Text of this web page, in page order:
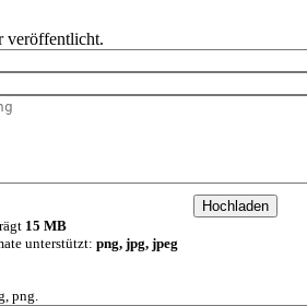
veröffentlicht.
15 MB
unterstützt: png, jpg, jpeg
png.